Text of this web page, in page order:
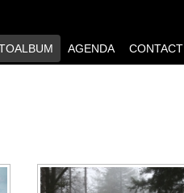
AGENDA CONTACT